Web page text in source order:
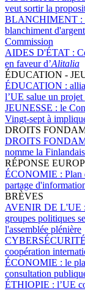
veut sortir la
BLANCHIMENT :
blanchiment
Commission
AIDES D'ÉTAT :
en faveur d’Alitalia
ÉDUCATION -
ÉDUCATION :
l’UE salue un
JEUNESSE : le
Vingt-sept à
DROITS
DROITS
nomme la
RÉPONSE
ÉCONOMIE : Plan
partage
BRÈVES
AVENIR DE L'UE :
groupes politiques
l'assemblée plénière
coopération
ÉCONOMIE : le
consultation
ÉTHIOPIE : l’UE